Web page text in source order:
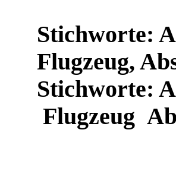
Stichworte:
Flugzeug,
Stichworte:
Flugzeug